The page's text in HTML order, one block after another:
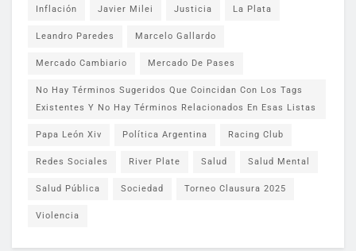
Inflación Javier Milei Justicia La Plata
Leandro Paredes Marcelo Gallardo
Mercado Cambiario Mercado De Pases
No Hay Términos Sugeridos Que Coincidan Con Los Tags
Existentes Y No Hay Términos Relacionados En Esas Listas
Papa León Xiv Política Argentina Racing Club
Redes Sociales River Plate Salud Salud Mental
Salud Pública Sociedad Torneo Clausura 2025
Violencia